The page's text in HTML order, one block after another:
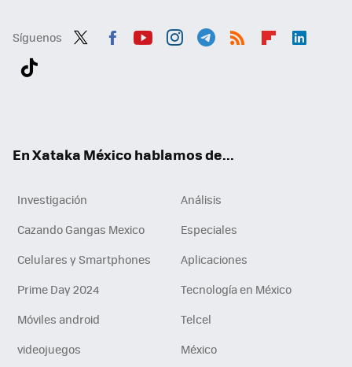
Síguenos
En Xataka México hablamos de...
Investigación
Análisis
Cazando Gangas Mexico
Especiales
Celulares y Smartphones
Aplicaciones
Prime Day 2024
Tecnología en México
Móviles android
Telcel
videojuegos
México